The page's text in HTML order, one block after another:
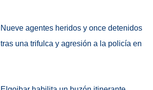
Nueve agentes heridos y once detenidos
tras una trifulca y agresión a la policía en